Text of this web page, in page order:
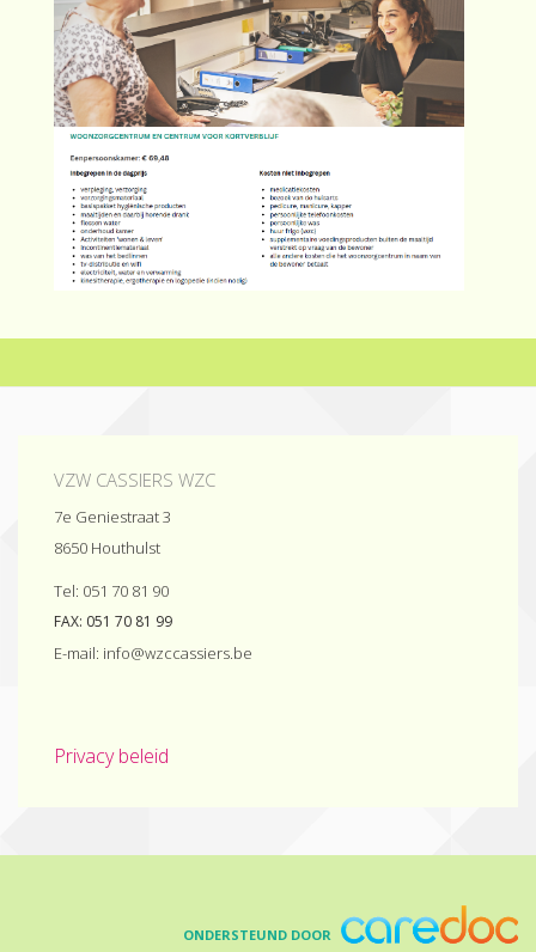
VZW CASSIERS WZC
7e Geniestraat 3
8650 Houthulst
Tel: 051 70 81 90
FAX: 051 70 81 99
E-mail: eb.sreissacczw@ofni
Privacy beleid
ONDERSTEUND DOOR